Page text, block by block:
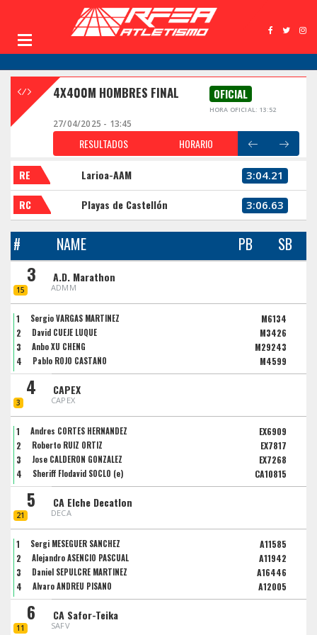
4X400M HOMBRES FINAL OFICIAL
HORA OFICIAL: 13:52
27/04/2025 - 13:45
RESULTADOS HORARIO
RE Larioa-AAM 3:04.21
RC Playas de Castellón 3:06.63
# NAME PB SB
3
15
A.D. Marathon
ADMM
1 Sergio VARGAS MARTINEZ
M6134
2
David CUEJE LUQUE
M3426
3
Anbo XU CHENG
M29243
4
Pablo ROJO CASTAÑO M4599
4
3
CAPEX
CAPEX
1 Andres CORTES HERNANDEZ
EX6909
2
Roberto RUIZ ORTIZ
EX7817
3
Jose CALDERON GONZALEZ
EX7268
4
Sheriff Flodavid SOCLO (e) CA10815
5
21
CA Elche Decatlon
DECA
1 Sergi MESEGUER SANCHEZ
A11585
2
Alejandro ASENCIO PASCUAL
A11942
3
Daniel SEPULCRE MARTINEZ
A16446
4
Alvaro ANDREU PISANO A12005
6
11
CA Safor-Teika
SAFV